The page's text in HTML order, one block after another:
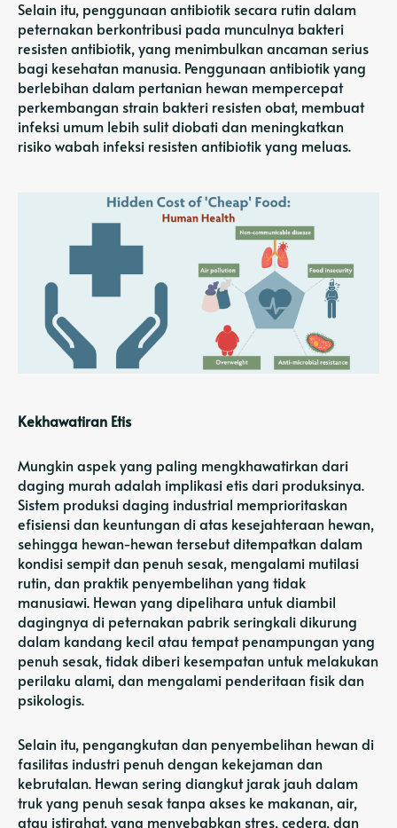
Selain itu, penggunaan antibiotik secara rutin dalam
peternakan berkontribusi pada munculnya bakteri
resisten antibiotik, yang menimbulkan ancaman serius
bagi kesehatan manusia. Penggunaan antibiotik yang
berlebihan dalam pertanian hewan mempercepat
perkembangan strain bakteri resisten obat, membuat
infeksi umum lebih sulit diobati dan meningkatkan
risiko wabah infeksi resisten antibiotik yang meluas.
Kekhawatiran Etis
Mungkin aspek yang paling mengkhawatirkan dari
daging murah adalah implikasi etis dari produksinya.
Sistem produksi daging industrial memprioritaskan
efisiensi dan keuntungan di atas kesejahteraan hewan,
sehingga hewan-hewan tersebut ditempatkan dalam
kondisi sempit dan penuh sesak, mengalami mutilasi
rutin, dan praktik penyembelihan yang tidak
manusiawi. Hewan yang dipelihara untuk diambil
dagingnya di peternakan pabrik seringkali dikurung
dalam kandang kecil atau tempat penampungan yang
penuh sesak, tidak diberi kesempatan untuk melakukan
perilaku alami, dan mengalami penderitaan fisik dan
psikologis.
Selain itu, pengangkutan dan penyembelihan hewan di
fasilitas industri penuh dengan kekejaman dan
kebrutalan. Hewan sering diangkut jarak jauh dalam
truk yang penuh sesak tanpa akses ke makanan, air,
atau istirahat, yang menyebabkan stres, cedera, dan